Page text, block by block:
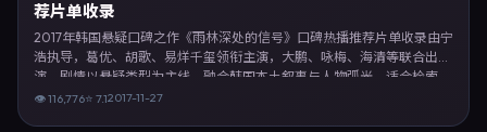
荐片单收录
2017年韩国悬疑口碑之作《雨林深处的信号》口碑热播推荐片单收录由宁
浩执导，葛优、胡歌、易烊千玺领衔主演，大鹏、咏梅、海清等联合出
演。剧情以悬疑类型为主线，融合韩国本土叙事与人物弧光，适合检索
「悬疑电影 韩国 宁浩 葛优」等关键词的观众。2017年11月27日完成韩国
👁116,776⭐ 7.12017-11-27